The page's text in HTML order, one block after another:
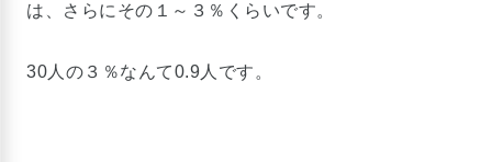
は、さらにその１～３％くらいです。
30人の３％なんて0.9人です。